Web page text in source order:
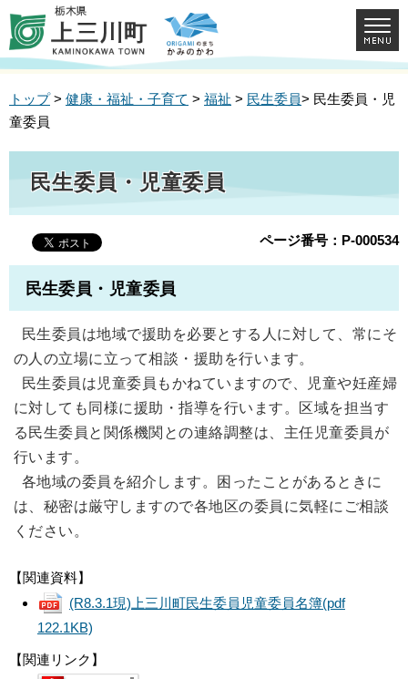
トップ> 健康・福祉・子育て > 福祉 > 民生委員> 民生委員・児
童委員
民生委員・児童委員
ページ番号：P-000534
民生委員・児童委員
民生委員は地域で援助を必要とする人に対して、常にそ
の人の立場に立って相談・援助を行います。
民生委員は児童委員もかねていますので、児童や妊産婦
に対しても同様に援助・指導を行います。区域を担当す
る民生委員と関係機関との連絡調整は、主任児童委員が
行います。
各地域の委員を紹介します。困ったことがあるときに
は、秘密は厳守しますので各地区の委員に気軽にご相談
ください。
【関連資料】
(R8.3.1現)上三川町民生委員児童委員名簿(pdf
122.1KB)
【関連リンク】